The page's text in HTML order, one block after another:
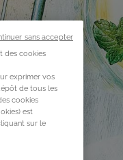
des cookies
exprimer vos
de tous les
cookies
est
sur le
sans accepter